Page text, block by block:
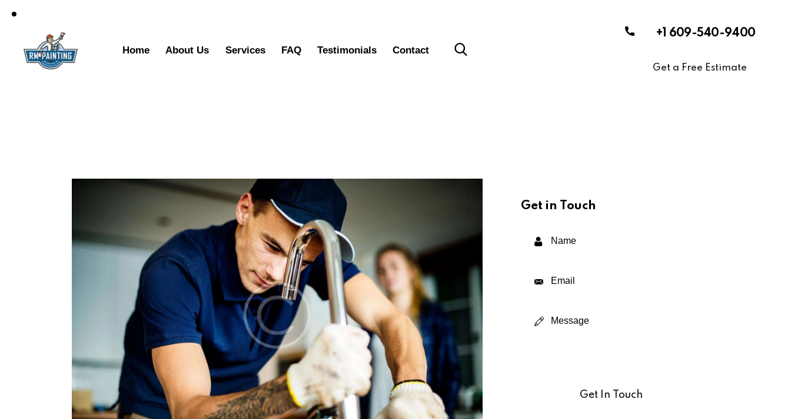
Home About Us Services FAQ Testimonials Contact
+1 609-540-9400
Get a Free Estimate
Get in Touch